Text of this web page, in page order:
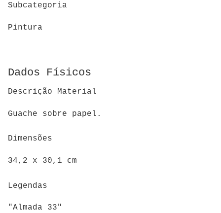
Subcategoria
Pintura
Dados Físicos
Descrição Material
Guache sobre papel.
Dimensões
34,2 x 30,1 cm
Legendas
"Almada 33"